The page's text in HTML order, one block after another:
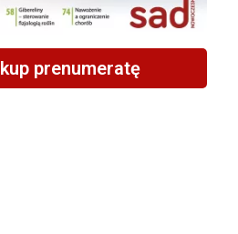
kup prenumeratę